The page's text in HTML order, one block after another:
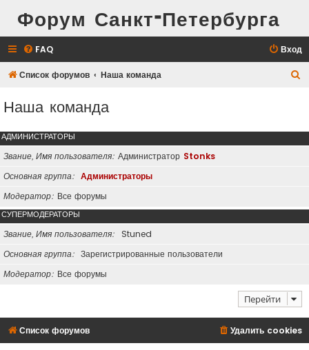
Форум Санкт-Петербурга
FAQ Вход
Список форумов Наша команда
к
Наша команда
АДМИНИСТРАТОРЫ
Звание, Имя пользователя Администратор Stonks
Основная группа
Администраторы
Модератор Все форумы
СУПЕРМОДЕРАТОРЫ
Звание, Имя пользователя
Stuned
Основная группа
Зарегистрированные пользователи
Модератор Все форумы
Перейти
Список форумов Удалить cookies